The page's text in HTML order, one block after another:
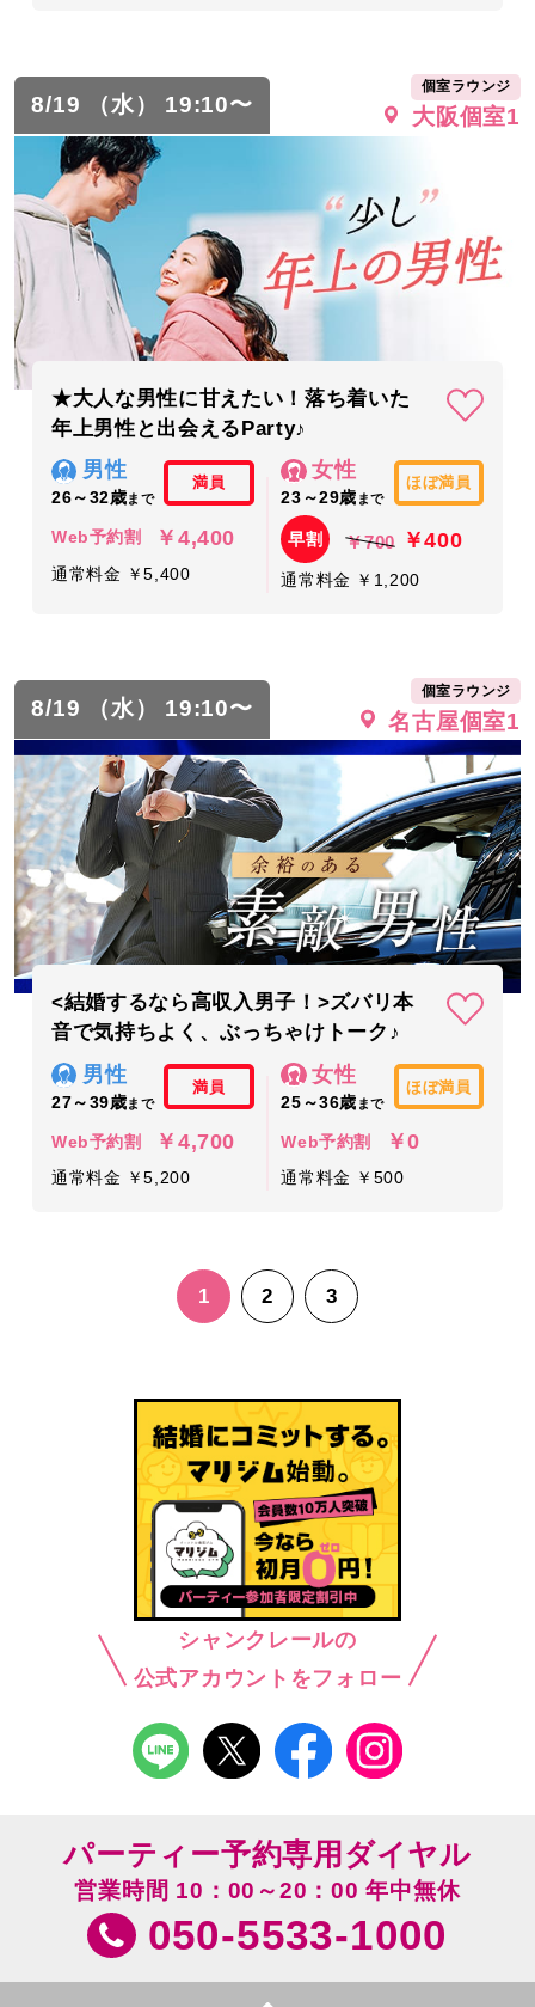
8/19 （水） 19:10〜
個室ラウンジ
大阪個室1
★大人な男性に甘えたい！落ち着いた
年上男性と出会えるParty♪
男性
26～32歳まで
満員
Web予約割 ￥4,400
通常料金 ￥5,400
女性
23～29歳 まで
ほぼ満員
早割 ￥700 ￥400
通常料金 ￥1,200
8/19 （水） 19:10〜
個室ラウンジ
名古屋個室1
<結婚するなら高収入男子！>ズバリ本
音で気持ちよく、ぶっちゃけトーク♪
男性
27～39歳まで
満員
Web予約割 ￥4,700
通常料金 ￥5,200
女性
25～36歳 まで
ほぼ満員
Web予約割 ￥0
通常料金 ￥500
1 2 3
シャンクレールの
公式アカウントをフォロー
パーティー予約専用ダイヤル
営業時間 10：00～20：00 年中無休
050-5533-1000